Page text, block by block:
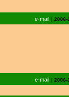
e-mail | 2006-
e-mail | 2006-